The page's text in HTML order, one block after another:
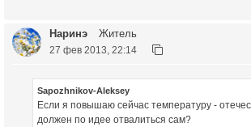
Наринэ Житель
27 фев 2013, 22:14
Sapozhnikov-Aleksey
Если я повышаю сейчас температуру -
должен по идее отвалиться сам?